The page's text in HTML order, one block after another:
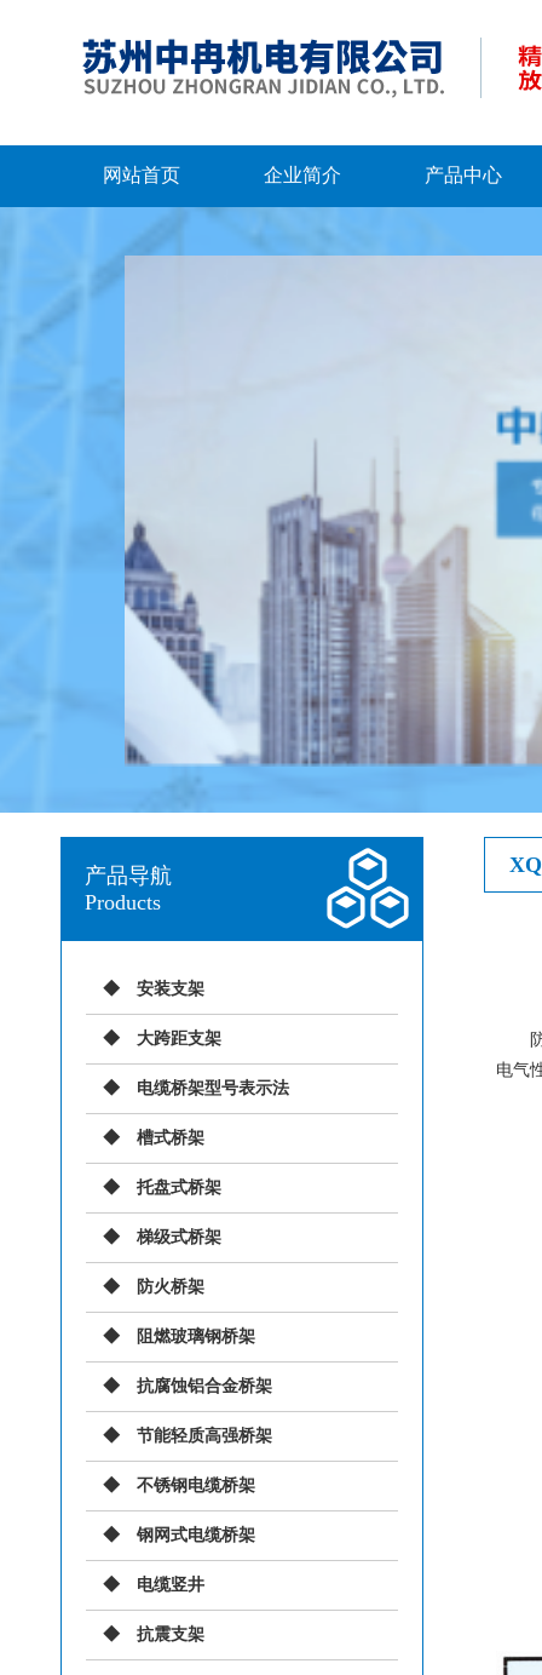
网站首页 企业简介 产品中心
产品导航
Products
安装支架
大跨距支架
电缆桥架型号表示法
槽式桥架
托盘式桥架
梯级式桥架
防火桥架
阻燃玻璃钢桥架
抗腐蚀铝合金桥架
节能轻质高强桥架
不锈钢电缆桥架
钢网式电缆桥架
电缆竖井
抗震支架
防
电气